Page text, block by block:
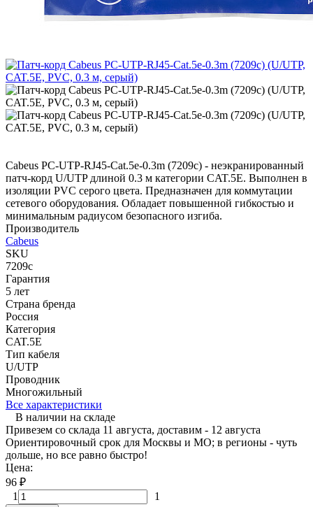
Cabeus PC-UTP-RJ45-Cat.5e-0.3m (7209c) - неэкранированный
патч-корд U/UTP длиной 0.3 м категории CAT.5E. Выполнен в
изоляции PVC серого цвета. Предназначен для коммутации
сетевого оборудования. Обладает повышенной гибкостью и
минимальным радиусом безопасного изгиба.
Производитель
Cabeus
SKU
7209c
Гарантия
5 лет
Страна бренда
Россия
Категория
CAT.5E
Тип кабеля
U/UTP
Проводник
Многожильный
Все характеристики
В наличии на складе
Привезем со склада 11 августа, доставим - 12 августа
Ориентировочный срок для Москвы и МО; в регионы - чуть
дольше, но все равно быстро!
Цена:
96 ₽
1
1